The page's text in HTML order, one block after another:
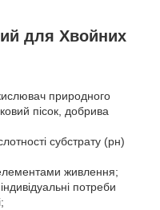
для Хвойних
природного
пісок, добрива
субстрату (рн)
живлення;
потреби